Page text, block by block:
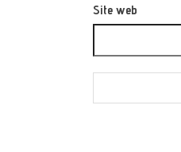
Site web